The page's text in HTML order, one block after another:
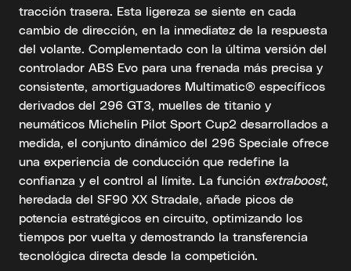
tracción trasera. Esta ligereza se siente en cada
cambio de dirección, en la inmediatez de la respuesta
del volante. Complementado con la última versión del
controlador ABS Evo para una frenada más precisa y
consistente, amortiguadores Multimatic® específicos
derivados del 296 GT3, muelles de titanio y
neumáticos Michelin Pilot Sport Cup2 desarrollados a
medida, el conjunto dinámico del 296 Speciale ofrece
una experiencia de conducción que redefine la
confianza y el control al límite. La función extraboost,
heredada del SF90 XX Stradale, añade picos de
potencia estratégicos en circuito, optimizando los
tiempos por vuelta y demostrando la transferencia
tecnológica directa desde la competición.